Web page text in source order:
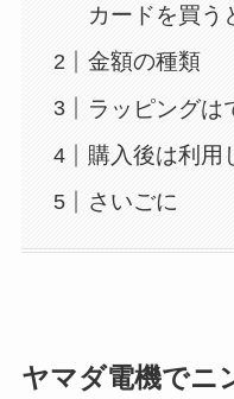
カードを買う
金額の種類
ラッピングは
購入後は利用
さいごに
ヤマダ電機でニ